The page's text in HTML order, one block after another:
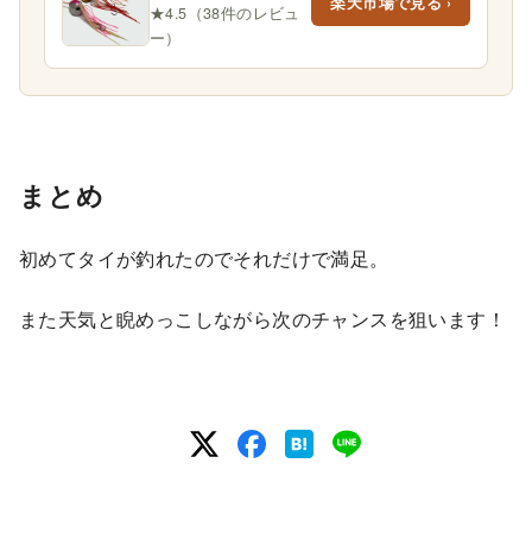
100g/80g/60g 5個
セット
★4.5（38件のレビュ
ー）
まとめ
初めてタイが釣れたのでそれだけで満足。
また天気と睨めっこしながら次のチャンスを狙います！